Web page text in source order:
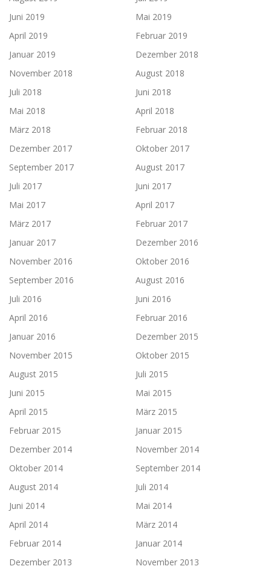
Juni 2019
Mai 2019
April 2019
Februar 2019
Januar 2019
Dezember 2018
November 2018
August 2018
Juli 2018
Juni 2018
Mai 2018
April 2018
März 2018
Februar 2018
Dezember 2017
Oktober 2017
September 2017
August 2017
Juli 2017
Juni 2017
Mai 2017
April 2017
März 2017
Februar 2017
Januar 2017
Dezember 2016
November 2016
Oktober 2016
September 2016
August 2016
Juli 2016
Juni 2016
April 2016
Februar 2016
Januar 2016
Dezember 2015
November 2015
Oktober 2015
August 2015
Juli 2015
Juni 2015
Mai 2015
April 2015
März 2015
Februar 2015
Januar 2015
Dezember 2014
November 2014
Oktober 2014
September 2014
August 2014
Juli 2014
Juni 2014
Mai 2014
April 2014
März 2014
Februar 2014
Januar 2014
Dezember 2013
November 2013